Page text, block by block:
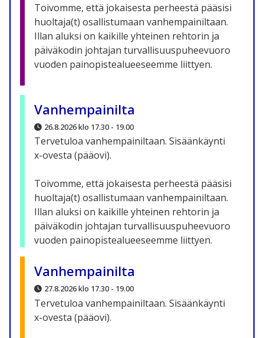
Toivomme, että jokaisesta perheestä pääsisi
huoltaja(t) osallistumaan vanhempainiltaan.
Illan aluksi on kaikille yhteinen rehtorin ja
päiväkodin johtajan turvallisuuspuheevuoro
vuoden painopistealueeseemme liittyen.
Vanhempainilta
26.8.2026 klo 17.30 - 19.00
Tervetuloa vanhempainiltaan. Sisäänkäynti
x-ovesta (pääovi).
Toivomme, että jokaisesta perheestä pääsisi
huoltaja(t) osallistumaan vanhempainiltaan.
Illan aluksi on kaikille yhteinen rehtorin ja
päiväkodin johtajan turvallisuuspuheevuoro
vuoden painopistealueeseemme liittyen.
Vanhempainilta
27.8.2026 klo 17.30 - 19.00
Tervetuloa vanhempainiltaan. Sisäänkäynti
x-ovesta (pääovi).